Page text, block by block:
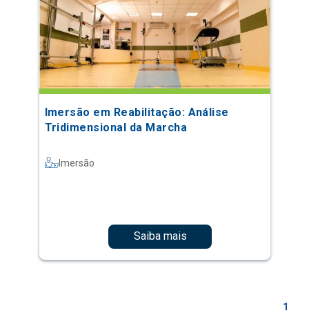
Imersão em Reabilitação: Análise
Tridimensional da Marcha
Imersão
Saiba mais
1